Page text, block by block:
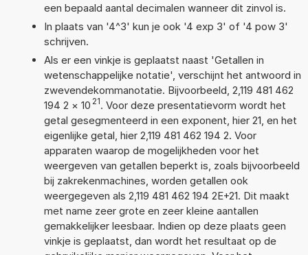
een bepaald aantal decimalen wanneer dit zinvol is.
In plaats van '4^3' kun je ook '4 exp 3' of '4 pow 3'
schrijven.
Als er een vinkje is geplaatst naast 'Getallen in
wetenschappelijke notatie', verschijnt het antwoord in
zwevendekommanotatie. Bijvoorbeeld, 2,119 481 462
194 2 × 10 21. Voor deze presentatievorm wordt het
getal gesegmenteerd in een exponent, hier 21, en het
eigenlijke getal, hier 2,119 481 462 194 2. Voor
apparaten waarop de mogelijkheden voor het
weergeven van getallen beperkt is, zoals bijvoorbeeld
bij zakrekenmachines, worden getallen ook
weergegeven als 2,119 481 462 194 2E+21. Dit maakt
met name zeer grote en zeer kleine aantallen
gemakkelijker leesbaar. Indien op deze plaats geen
vinkje is geplaatst, dan wordt het resultaat op de